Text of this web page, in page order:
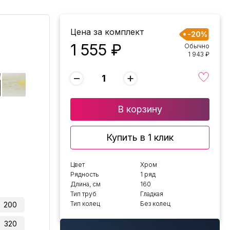
200
320
Цена за комплект
1 555 ₽
-20%
Обычно
1 943 ₽
− +
В корзину
Купить в 1 клик
Цвет
Хром
Рядность
1 ряд
Длина, см
160
Тип труб
Гладкая
Тип колец
Без колец